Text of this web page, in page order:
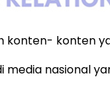
konten- konten
media nasional